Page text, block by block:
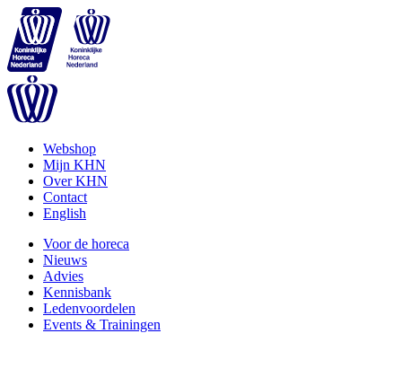
Webshop
Mijn KHN
Over KHN
Contact
English
Voor de horeca
Nieuws
Advies
Kennisbank
Ledenvoordelen
Events & Trainingen